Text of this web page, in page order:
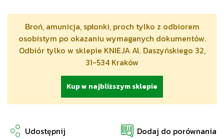
Broń, amunicja, spłonki, proch tylko z odbiorem
osobistym po okazaniu wymaganych dokumentów.
Odbiór tylko w sklepie KNIEJA Al. Daszyńskiego 32,
31-534 Kraków
Kup w najbliższym sklepie
Udostępnij Dodaj do porównania